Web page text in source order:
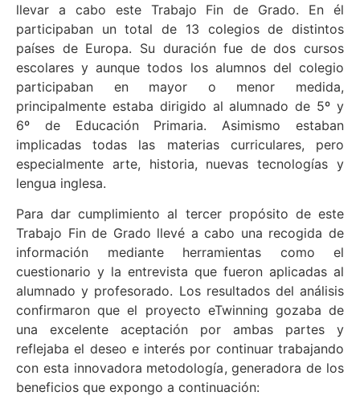
llevar a cabo este Trabajo Fin de Grado. En él
participaban un total de 13 colegios de distintos
países de Europa. Su duración fue de dos cursos
escolares y aunque todos los alumnos del colegio
participaban en mayor o menor medida,
principalmente estaba dirigido al alumnado de 5º y
6º de Educación Primaria. Asimismo estaban
implicadas todas las materias curriculares, pero
especialmente arte, historia, nuevas tecnologías y
lengua inglesa.
Para dar cumplimiento al tercer propósito de este
Trabajo Fin de Grado llevé a cabo una recogida de
información mediante herramientas como el
cuestionario y la entrevista que fueron aplicadas al
alumnado y profesorado. Los resultados del análisis
confirmaron que el proyecto eTwinning gozaba de
una excelente aceptación por ambas partes y
reflejaba el deseo e interés por continuar trabajando
con esta innovadora metodología, generadora de los
beneficios que expongo a continuación: